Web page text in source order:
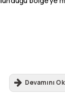
Devamını